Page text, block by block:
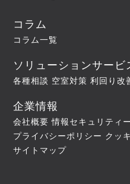
コラム
コラム一覧
ソリューションサービ
各種相談 空室対策 利回り改
企業情報
会社概要 情報セキュリティ
プライバシーポリシー クッ
サイトマップ